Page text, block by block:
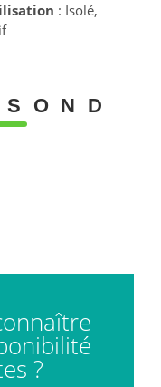
: Isolé,
S O N D
?